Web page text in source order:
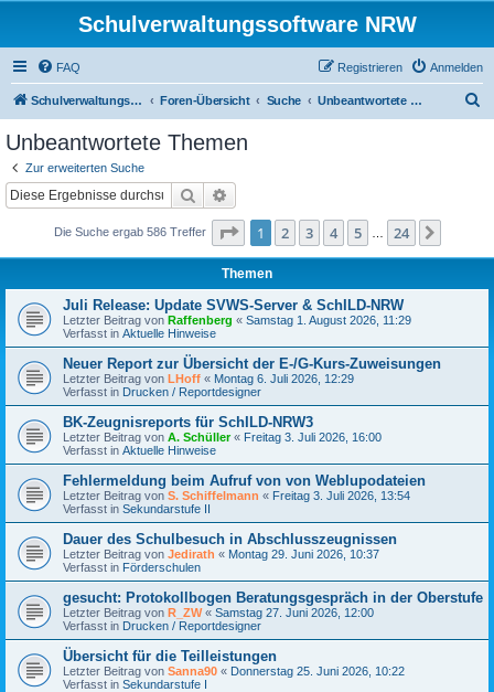
Schulverwaltungssoftware NRW
FAQ Anmelden
Registrieren
Schulverwaltungssoftware NRW Foren-Übersicht Suche Unbeantwortete Themen
Unbeantwortete Themen
Zur erweiterten Suche
Suche
Die Suche ergab 586 Treffer Seite 1von 24
1 2 3 4 5 24
Themen
Juli Release: Update SVWS-Server & SchILD-NRW
Letzter Beitrag von Raffenberg « Samstag 1. August 2026, 11:29
Verfasst in Aktuelle Hinweise
Neuer Report zur Übersicht der E-/G-Kurs-Zuweisungen
Letzter Beitrag von LHoff « Montag 6. Juli 2026, 12:29
Verfasst in Drucken / Reportdesigner
BK-Zeugnisreports für SchILD-NRW3
Letzter Beitrag von A. Schüller« Freitag 3. Juli 2026, 16:00
Verfasst in Aktuelle Hinweise
Fehlermeldung beim Aufruf von von Weblupodateien
Letzter Beitrag von S. Schiffelmann « Freitag 3. Juli 2026, 13:54
Verfasst in Sekundarstufe II
Dauer des Schulbesuch in Abschlusszeugnissen
Letzter Beitrag von Jedirath « Montag 29. Juni 2026, 10:37
Verfasst in Förderschulen
gesucht: Protokollbogen Beratungsgespräch in der Oberstufe
Letzter Beitrag von R_ZW« Samstag 27. Juni 2026, 12:00
Verfasst in Drucken / Reportdesigner
Übersicht für die Teilleistungen
Letzter Beitrag von Sanna90 « Donnerstag 25. Juni 2026, 10:22
Verfasst in Sekundarstufe I